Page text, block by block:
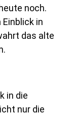
noch.
in
das alte
in die
nur die